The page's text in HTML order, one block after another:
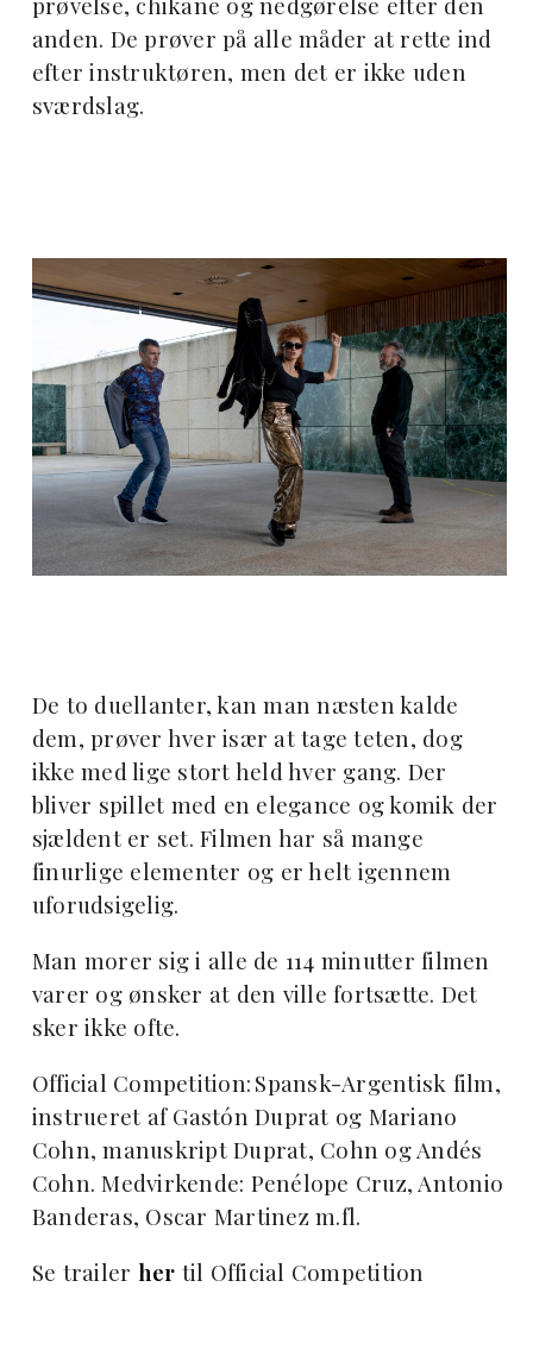
anden. De prøver på alle måder at rette ind
efter instruktøren, men det er ikke uden
sværdslag.
De to duellanter, kan man næsten kalde
dem, prøver hver især at tage teten, dog
ikke med lige stort held hver gang. Der
bliver spillet med en elegance og komik der
sjældent er set. Filmen har så mange
finurlige elementer og er helt igennem
uforudsigelig.
Man morer sig i alle de 114 minutter filmen
varer og ønsker at den ville fortsætte. Det
sker ikke ofte.
Official Competition: Spansk-Argentisk film,
instrueret af Gastón Duprat og Mariano
Cohn, manuskript Duprat, Cohn og Andés
Cohn. Medvirkende: Penélope Cruz, Antonio
Banderas, Oscar Martinez m.fl.
Se trailer her til Official Competition